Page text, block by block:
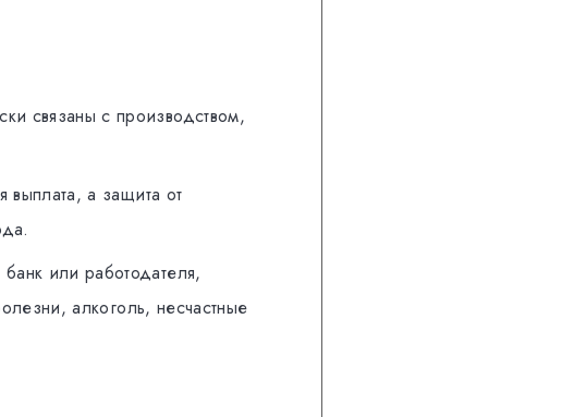
связаны с производством,
выплата, а защита от
или работодателя,
алкоголь, несчастные